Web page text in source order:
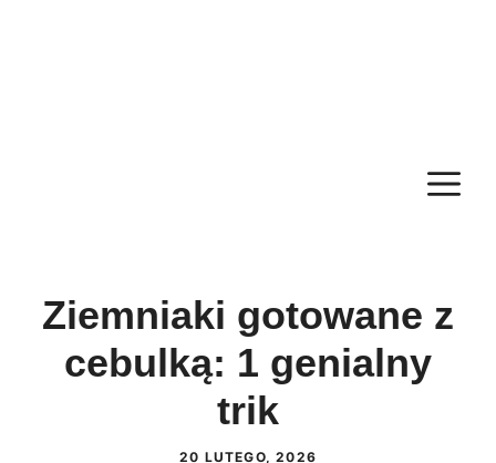
Ziemniaki gotowane z
cebulką: 1 genialny
trik
20 LUTEGO, 2026